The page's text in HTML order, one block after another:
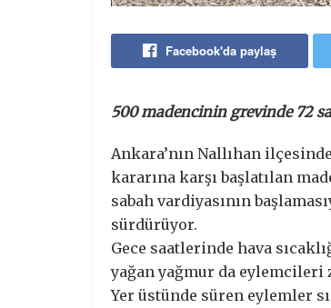
Facebook'da paylaş
500 madencinin grevinde 72
Ankara’nın Nallıhan
kararına karşı başlatılan
sabah vardiyasının
sürdürüyor.
Gece saatlerinde hava
yağan yağmur da eylemcileri
Yer üstünde süren eylemler